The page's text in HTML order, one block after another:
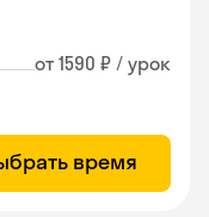
от 1590 ₽ / урок
время